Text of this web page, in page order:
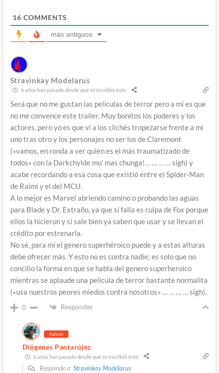
16 COMMENTS
más antiguos
Stravinkay Modelarus
6 años han pasado desde que se escribió esto
Será que no me gustan las películas de terror pero a mi es que
no me convence este trailer. Muy bonitos los poderes y los
actores, pero yo es que vi a los clichés tropezarse frente a mi
uno tras otro y los personajes no ser los de Claremont
(«vamos, en ronda a ver quien es el más traumatizado de
todos» con la Darkchylde mu’ mas chunga!… … … … sigh) y
acabe recordando a esa cosa que existió entre el Spider-Man
de Raimi y el del MCU.
A lo mejor es Marvel abriendo camino o probando las aguas
para Blade y Dr. Extraño, ya que si falla es culpa de Fox porque
ellos la hicieron y si sale bien ya saben que usar y se llevan el
crédito por estrenarla.
No sé, para mi el genero superhéroico puede y a estas alturas
debe ofrecer más. Y esto no es contra nadie; es solo que no
concilio la forma en que se habla del genero superheroico
mientras se aplaude una película de terror bastante normalita
(«usa nuestros peores miedos contra nosotros» … … … … sigh).
0 Responder
Admin
Diógenes Pantarújez
6 años han pasado desde que se escribió esto
Responde a Stravinkay Modelarus